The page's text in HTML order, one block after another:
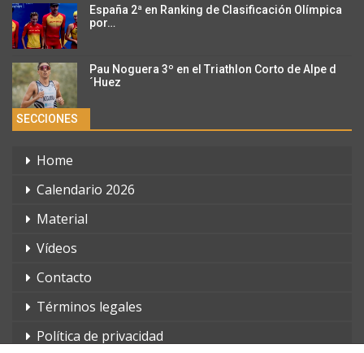
España 2ª en Ranking de Clasificación Olímpica
por…
Pau Noguera 3º en el Triathlon Corto de Alpe d
´Huez
SECCIONES
Home
Calendario 2026
Material
Vídeos
Contacto
Términos legales
Política de privacidad